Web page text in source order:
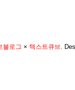
블로그 × 텍스트큐브.